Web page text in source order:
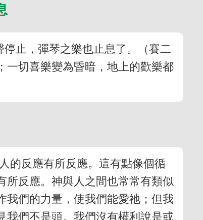
止，彈琴之樂也止息了。（賽二
一切喜樂變為昏暗，地上的歡樂都
的反應有所反應。這有點像個循
所反應。神與人之間也常常有類似
我們的力量，使我們能愛祂；但我
我們不是頭。我們沒有權利說是或